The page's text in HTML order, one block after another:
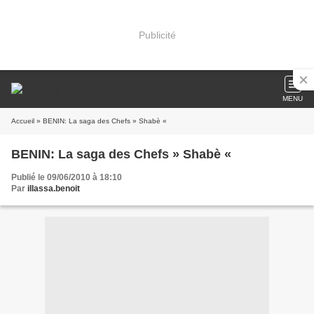
Publicité
MENU
Accueil » BENIN: La saga des Chefs » Shabè «
BENIN: La saga des Chefs » Shabè «
Publié le 09/06/2010 à 18:10
Par illassa.benoit